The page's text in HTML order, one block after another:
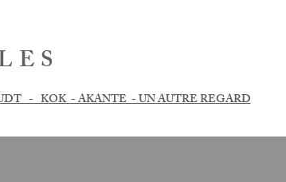
- KOK - AKANTE - UN AUTRE REGARD